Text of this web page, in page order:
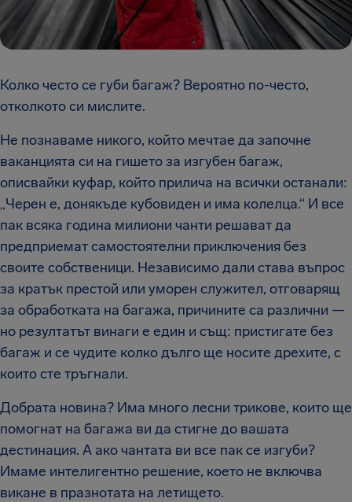
Колко често се губи багаж? Вероятно по-често,
отколкото си мислите.
Не познаваме никого, който мечтае да започне
ваканцията си на гишето за изгубен багаж,
описвайки куфар, който прилича на всички останали:
„Черен е, донякъде кубовиден и има колелца.“ И все
пак всяка година милиони чанти решават да
предприемат самостоятелни приключения без
своите собственици. Независимо дали става въпрос
за кратък престой или уморен служител, отговарящ
за обработката на багажа, причините са различни —
но резултатът винаги е един и същ: пристигате без
багаж и се чудите колко дълго ще носите дрехите, с
които сте тръгнали.
Добрата новина? Има много лесни трикове, които ще
помогнат на багажа ви да стигне до вашата
дестинация. А ако чантата ви все пак се изгуби?
Имаме интелигентно решение, което не включва
викане в празнотата на летището.